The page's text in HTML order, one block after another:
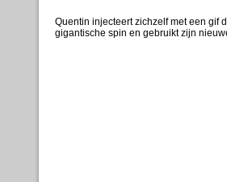
Quentin injecteert zichzelf met een gif
gigantische spin en gebruikt zijn